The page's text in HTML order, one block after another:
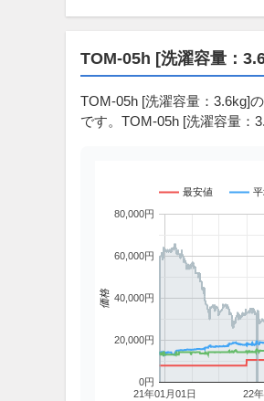
TOM-05h [洗濯容量：
TOM-05h [洗濯容量：3.6kg]
です。TOM-05h [洗濯容量：
最安値
21年01月01日 22
0円
20,000円
40,000円
60,000円
80,000円
価格